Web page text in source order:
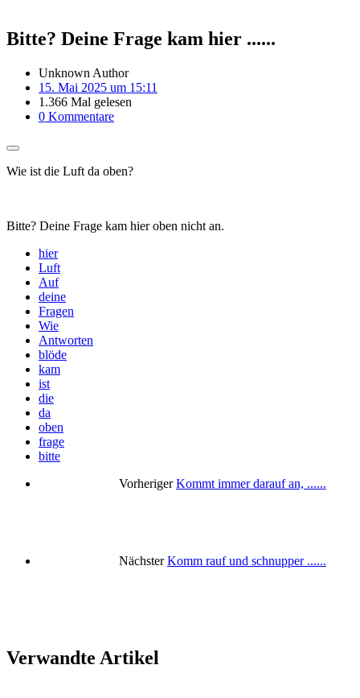
Bitte? Deine Frage kam hier ......
Unknown Author
15. Mai 2025 um 15:11
1.366 Mal gelesen
0 Kommentare
Wie ist die Luft da oben?
Bitte? Deine Frage kam hier oben nicht an.
hier
Luft
Auf
deine
Fragen
Wie
Antworten
blöde
kam
ist
die
da
oben
frage
bitte
Vorheriger Kommt immer darauf an, ......
Nächster Komm rauf und schnupper ......
Verwandte Artikel